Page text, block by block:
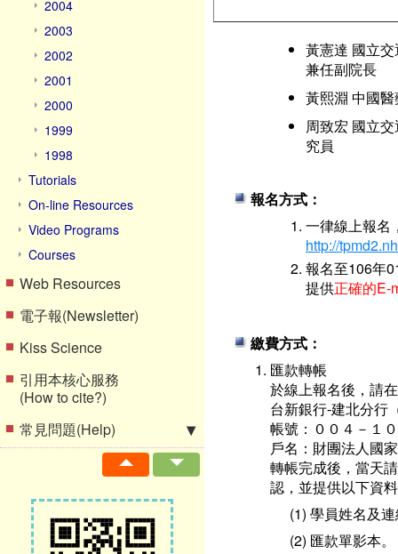
2004
2003
2002
2001
2000
1999
1998
Tutorials
On-line Resources
Video Programs
Courses
Web Resources
電子報(Newsletter)
Kiss Science
引用本核心服務
(How to cite?)
常見問題(Help)
黃憲達 國立
兼任副院長
黃熙淵 中國
周致宏 國立
究員
報名方式：
一律線上報名
http://
報名至106年
提供正確的E-
繳費方式：
匯款轉帳
於線上報名後，請在
台新銀行-建北分行
帳號：００４－１
戶名：財團法人國
轉帳完成後，當天
認，並提供以下資
(1) 學員姓名及
(2) 匯款單影本。